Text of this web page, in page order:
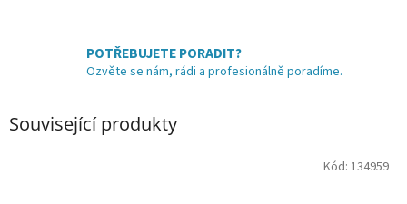
POTŘEBUJETE PORADIT?
Ozvěte se nám, rádi a profesionálně poradíme.
Související produkty
Kód: 134959